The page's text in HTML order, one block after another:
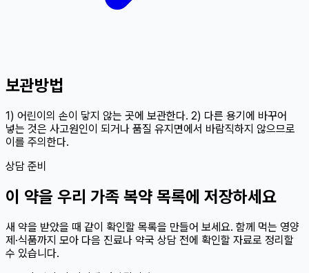
보관방법
1) 어린이의 손이 닿지 않는 곳에 보관한다. 2) 다른 용기에 바꾸어
넣는 것은 사고원인이 되거나 품질 유지면에서 바람직하지 않으므로
이를 주의한다.
상담 준비
이 약을 우리 가족 복약 목록에 저장하세요
새 약을 받았을 때 같이 확인할 목록을 만들어 보세요. 함께 먹는 영양
제·식품까지 모아 다음 진료나 약국 상담 전에 확인할 자료로 정리할
수 있습니다.